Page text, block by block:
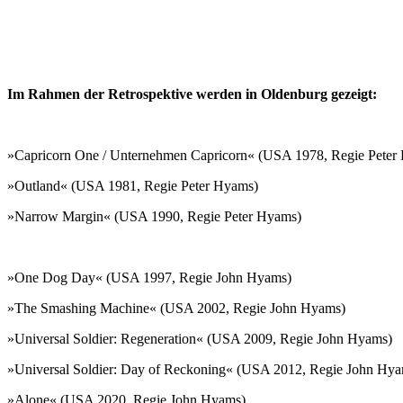
Im Rahmen der Retrospektive werden in Oldenburg gezeigt:
»Capricorn One / Unternehmen Capricorn« (USA 1978, Regie Peter
»Outland« (USA 1981, Regie Peter Hyams)
»Narrow Margin« (USA 1990, Regie Peter Hyams)
»One Dog Day« (USA 1997, Regie John Hyams)
»The Smashing Machine« (USA 2002, Regie John Hyams)
»Universal Soldier: Regeneration« (USA 2009, Regie John Hyams)
»Universal Soldier: Day of Reckoning« (USA 2012, Regie John